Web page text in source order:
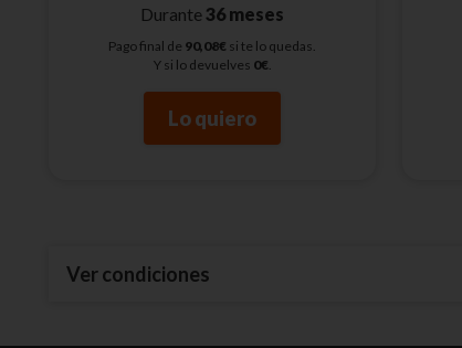
Durante36 meses
Pago final de 90,08€ si te lo quedas.
Y si lo devuelves 0€.
Lo quiero
Ver condiciones